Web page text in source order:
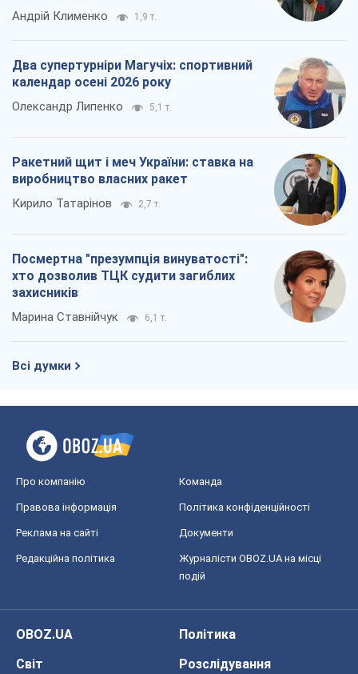
Андрій Клименко 1,9 т.
Два супертурніри Магучіх: спортивний
календар осені 2026 року
Олександр Липенко 5,1 т.
Ракетний щит і меч України: ставка на
виробництво власних ракет
Кирило Татарінов 2,7 т.
Посмертна "презумпція винуватості":
хто дозволив ТЦК судити загиблих
захисників
Марина Ставнійчук 6,1 т.
Всі думки
Про компанію Команда
Правова інформація Політика конфіденційності
Реклама на сайті Документи
Редакційна політика
Журналісти OBOZ.UA на місці
подій
OBOZ.UA
Політика
Світ
Розслідування